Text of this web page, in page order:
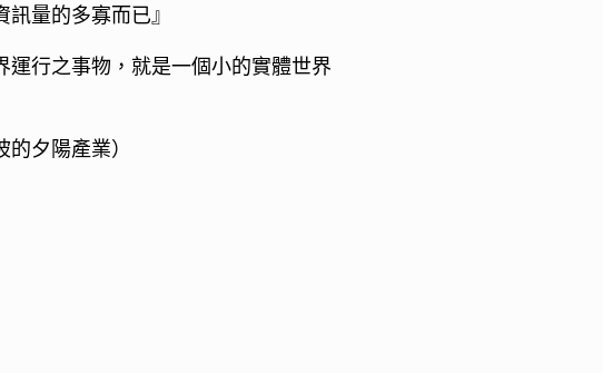
量的多寡而已』
行之事物，就是一個小的實體世界
夕陽產業）